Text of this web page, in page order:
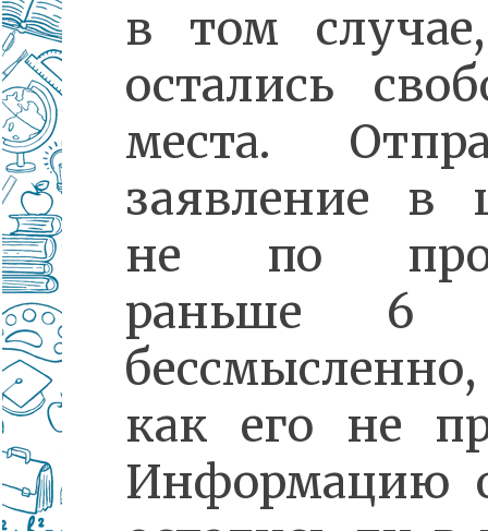
в том
остались
места.
заявление в
не по
раньше 6
как его не
Информацию